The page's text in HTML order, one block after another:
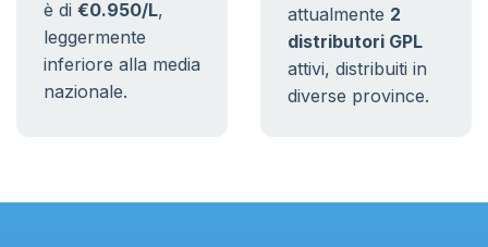
è di €0.950/L,
leggermente
inferiore alla media
nazionale.
attualmente 2
distributori GPL
attivi, distribuiti in
diverse province.